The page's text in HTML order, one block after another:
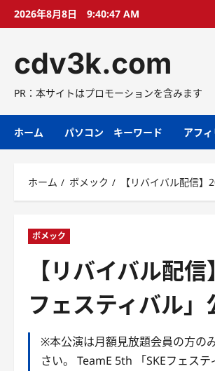
プ
2026年8月8日 9:40:48 AM
cdv3k.com
PR：本サイトはプロモーションを含みます
ホーム パソコン キーワード アフ
ホーム ボメック 【リバイバル配信
ボメック
【リバイバル配
フェスティバル」
※本公演は月額見放題会員の方の
さい。 TeamE 5th 「SKEフェス